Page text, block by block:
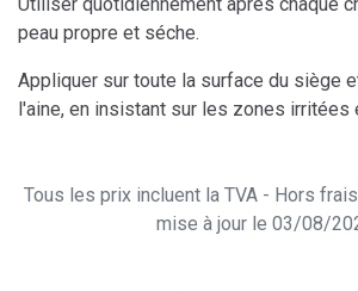
peau propre et séche.
Appliquer sur toute la surface du siège
l'aine, en insistant sur les zones irritées
Tous les prix incluent la TVA - Hors
mise à jour le 03/08/